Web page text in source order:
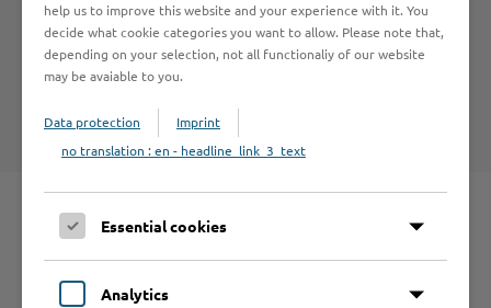
Schnelleinstieg
help us to improve this website and your experience with it. You
decide what cookie categories you want to allow. Please note that,
depending on your selection, not all functionaliy of our website
may be avaiable to you.
Data protection
Imprint
no translation : en - headline_link_3_text
Essential cookies
Analytics